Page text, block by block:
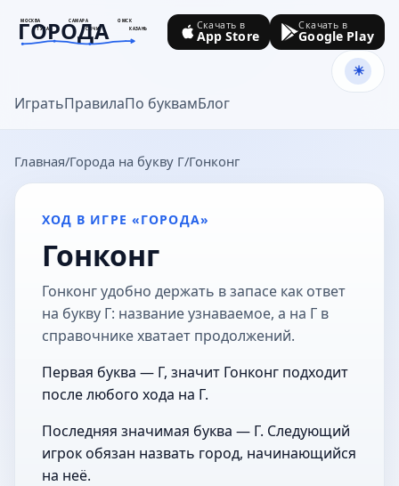
МОСКВА САМАРА
ОМСК
ТУЛА
СОЧИ КАЗАНЬ
ГОРОДА
goroda-na.ru
ИгратьПравилаПо буквамБлог
Скачать в
App Store
Скачать в
Google Play
Главная Города на букву Г Гонконг
ХОД В ИГРЕ «ГОРОДА»
Гонконг
Гонконг удобно держать в запасе как ответ
на букву Г: название узнаваемое, а на Г в
справочнике хватает продолжений.
Первая буква — Г, значит Гонконг подходит
после любого хода на Г.
Последняя значимая буква — Г. Следующий
игрок обязан назвать город, начинающийся
на неё.